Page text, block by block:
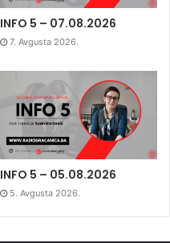
INFO 5 – 07.08.2026
7. Avgusta 2026.
INFO 5 – 05.08.2026
5. Avgusta 2026.